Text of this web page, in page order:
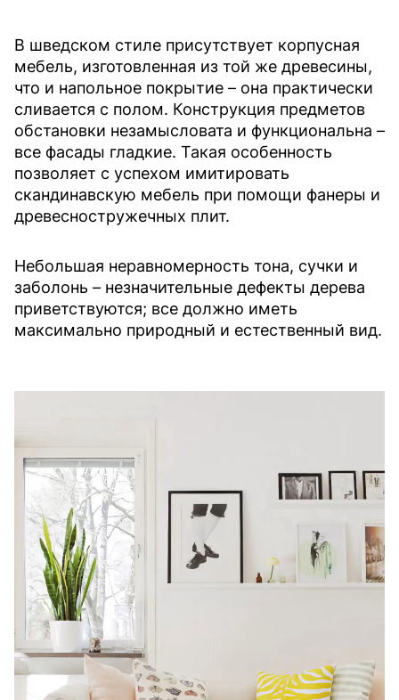
В шведском стиле присутствует корпусная
мебель, изготовленная из той же древесины,
что и напольное покрытие – она практически
сливается с полом. Конструкция предметов
обстановки незамысловата и функциональна –
все фасады гладкие. Такая особенность
позволяет с успехом имитировать
скандинавскую мебель при помощи фанеры и
древесностружечных плит.
Небольшая неравномерность тона, сучки и
заболонь – незначительные дефекты дерева
приветствуются; все должно иметь
максимально природный и естественный вид.